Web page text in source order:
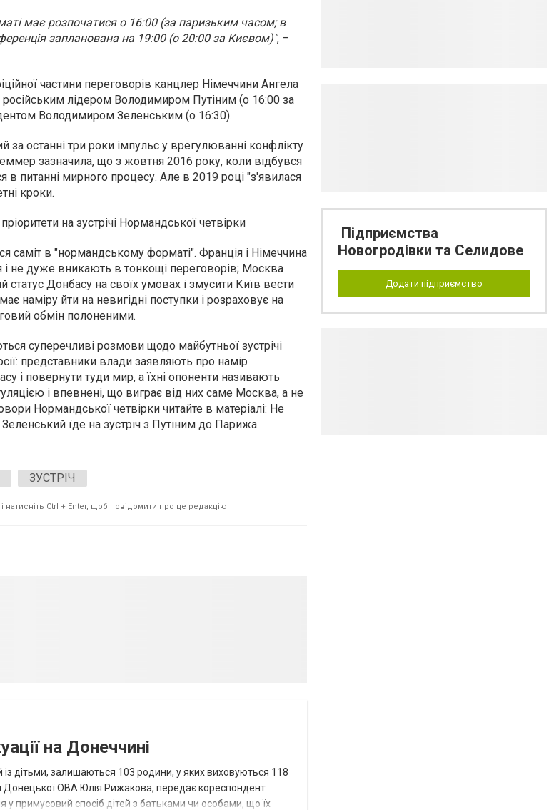
має розпочатися о 16:00 (за паризьким часом; в
запланована на 19:00 (о 20:00 за Києвом)", –
частини переговорів канцлер Німеччини Ангела
російським лідером Володимиром Путіним (о 16:00 за
Володимиром Зеленським (о 16:30).
за останні три роки імпульс у врегулюванні конфлікту
зазначила, що з жовтня 2016 року, коли відбувся
в питанні мирного процесу. Але в 2019 році "з'явилася
кроки.
на зустрічі Нормандської четвірки
саміт в "нормандському форматі". Франція і Німеччина
не дуже вникають в тонкощі переговорів; Москва
Донбасу на своїх умовах і змусити Київ вести
наміру йти на невигідні поступки і розраховує на
обмін полоненими.
суперечливі розмови щодо майбутньої зустрічі
представники влади заявляють про намір
і повернути туди мир, а їхні опоненти називають
і впевнені, що виграє від них саме Москва, а не
Нормандської четвірки читайте в матеріалі: Не
їде на зустріч з Путіним до Парижа.
ЗУСТРІЧ
натисніть Ctrl + Enter, щоб повідомити про це редакцію
на Донеччині
дітьми, залишаються 103 родини, у яких виховуються 118
Донецької ОВА Юлія Рижакова, передає кореспондент
у примусовий спосіб дітей з батьками чи особами, що їх
Підприємства
Новогродівки та Селидове
Додати підприємство